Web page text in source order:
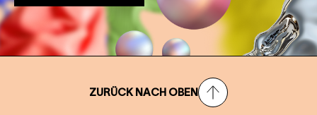
ZURÜCK NACH OBEN